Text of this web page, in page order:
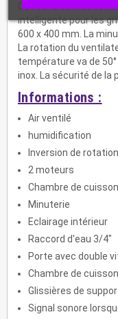
intelligente pour les
600 x 400 mm. La
La rotation du
température va de
inox. La sécurité de la
Informations :
Air ventilé
humidification
Inversion de
2 moteurs
Chambre de
Minuterie
Eclairage intérieur
Raccord d'eau 3/4"
Porte avec double
Chambre de
Glissières de
Signal sonore